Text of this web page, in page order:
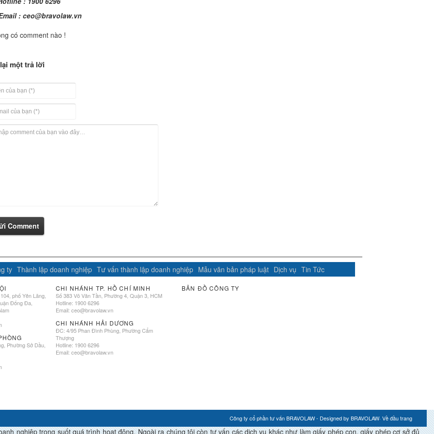
: ceo@bravolaw.vn
có comment nào !
một trả lời
Comment
ty Thành lập doanh nghiệp Tư vấn thành lập doanh nghiệp Mẫu văn bản pháp luật Dịch vụ Tin Tức
phố Yên Lãng,
Đống Đa,
Phường Sở Dầu,
CHI NHÁNH TP. HỒ CHÍ MINH
Số 383 Võ Văn Tần, Phường 4, Quận 3, HCM
Hotline: 1900 6296
Email: ceo@bravolaw.vn
CHI NHÁNH HẢI DƯƠNG
ĐC: 4/95 Phan Đình Phùng, Phường Cẩm
Thượng
Hotline: 1900 6296
Email: ceo@bravolaw.vn
BẢN ĐỒ CÔNG TY
Công ty cổ phần tư vấn BRAVOLAW - Designed by BRAVOLAW· Về đầu trang
nghiệp trong suốt quá trình hoạt động. Ngoài ra chúng tôi còn tư vấn các dịch vụ khác như làm giấy phép con, giấy phép cơ sở đủ